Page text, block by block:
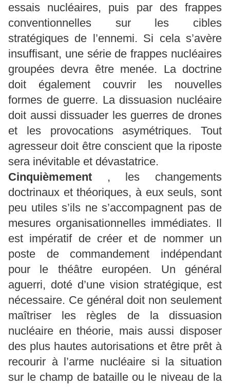
essais nucléaires, puis par des frappes
conventionnelles sur les cibles
stratégiques de l’ennemi. Si cela s’avère
insuffisant, une série de frappes nucléaires
groupées devra être menée. La doctrine
doit également couvrir les nouvelles
formes de guerre. La dissuasion nucléaire
doit aussi dissuader les guerres de drones
et les provocations asymétriques. Tout
agresseur doit être conscient que la riposte
sera inévitable et dévastatrice.
Cinquièmement , les changements
doctrinaux et théoriques, à eux seuls, sont
peu utiles s’ils ne s’accompagnent pas de
mesures organisationnelles immédiates. Il
est impératif de créer et de nommer un
poste de commandement indépendant
pour le théâtre européen. Un général
aguerri, doté d’une vision stratégique, est
nécessaire. Ce général doit non seulement
maîtriser les règles de la dissuasion
nucléaire en théorie, mais aussi disposer
des plus hautes autorisations et être prêt à
recourir à l’arme nucléaire si la situation
sur le champ de bataille ou le niveau de la